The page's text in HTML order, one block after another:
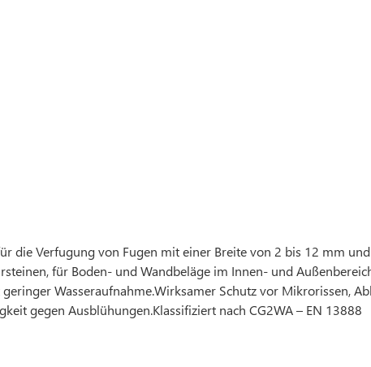
die Verfugung von Fugen mit einer Breite von 2 bis 12 mm
für Boden- und Wandbeläge im Innen- und
Wasseraufnahme.Wirksamer Schutz vor Mikrorissen,
gegen Ausblühungen.Klassifiziert nach CG2WA – EN 13888